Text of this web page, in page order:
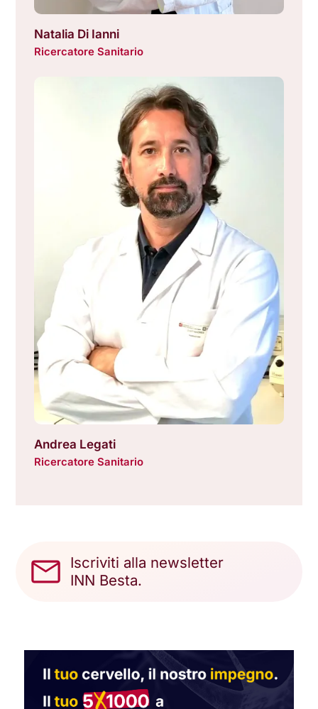
Natalia Di Ianni
Ricercatore Sanitario
Andrea Legati
Ricercatore Sanitario
Iscriviti alla newsletter
INN Besta.